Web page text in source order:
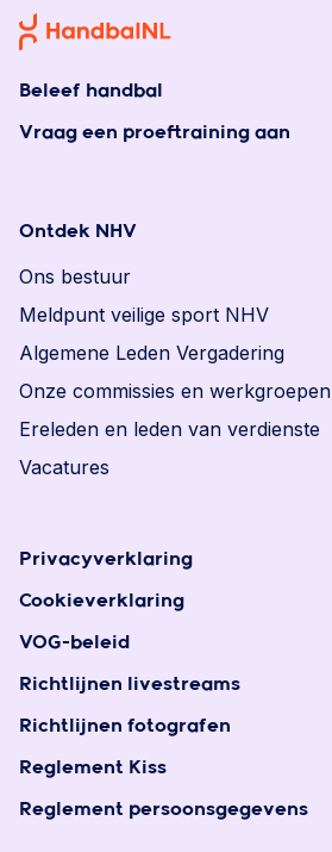
Beleef handbal
Vraag een proeftraining aan
Ontdek NHV
Ons bestuur
Meldpunt veilige sport NHV
Algemene Leden Vergadering
Onze commissies en werkgroepen
Ereleden en leden van verdienste
Vacatures
Privacyverklaring
Cookieverklaring
VOG-beleid
Richtlijnen livestreams
Richtlijnen fotografen
Reglement Kiss
Reglement persoonsgegevens